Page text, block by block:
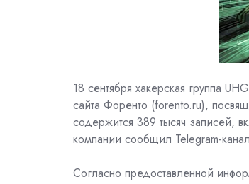
18 сентября хакерская группа
сайта Форенто (forento.ru),
содержится 389 тысяч записей,
компании сообщил Telegram-
Согласно предоставленной